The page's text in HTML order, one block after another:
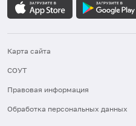
Карта сайта
СОУТ
Правовая информация
Обработка персональных данных